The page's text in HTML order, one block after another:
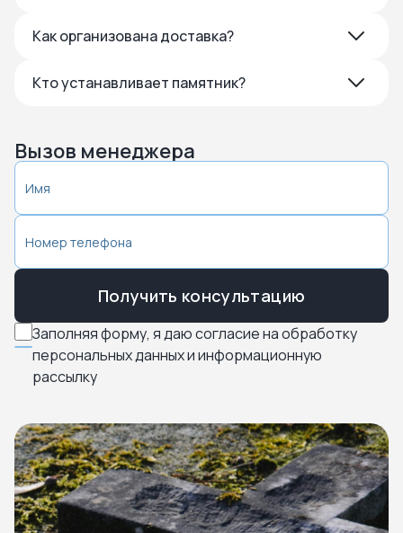
Как организована доставка?
Кто устанавливает памятник?
Вызов менеджера
Заполняя форму, я даю согласие на обработку
персональных данных и информационную
рассылку
Получить консультацию